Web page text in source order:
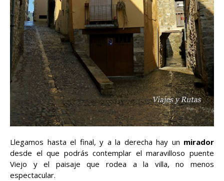
Llegamos hasta el final, y a la derecha hay un mirador
desde el que podrás contemplar el maravilloso puente
Viejo y el paisaje que rodea a la villa, no menos
espectacular.